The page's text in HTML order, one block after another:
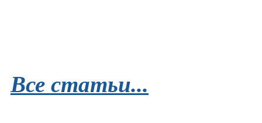
Все статьи...